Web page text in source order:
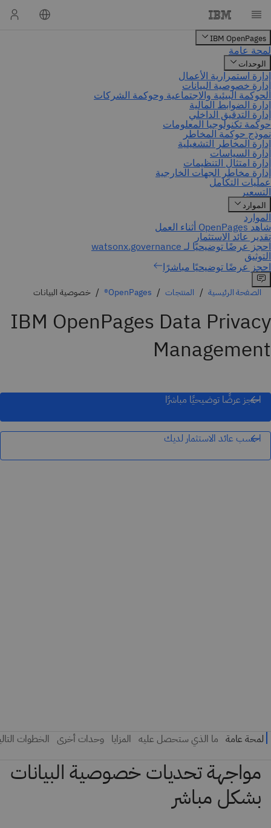
الصفحة الرئيسية المنتجات OpenPages® خصوصية البيانات
IBM OpenPages Data Privacy
Management
احجز عرضًا توضيحيًا مباشرًا
احسب عائد الاستثمار لديك